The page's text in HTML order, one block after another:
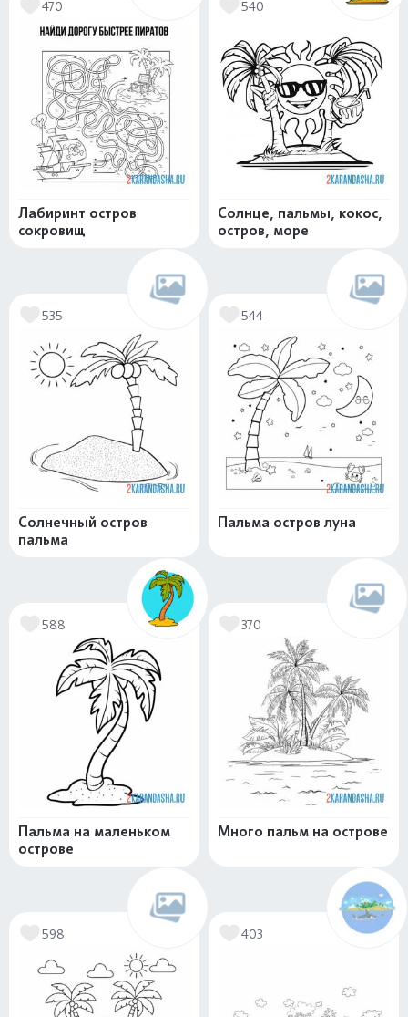
470
Лабиринт остров
сокровищ
540
Солнце, пальмы, кокос,
остров, море
535
Солнечный остров
пальма
544
Пальма остров луна
588
Пальма на маленьком
острове
370
Много пальм на острове
598 403